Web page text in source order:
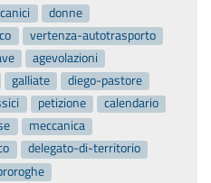
donne
vertenza-autotrasporto
agevolazioni
galliate
diego-pastore
petizione
calendario
meccanica
delegato-di-territorio